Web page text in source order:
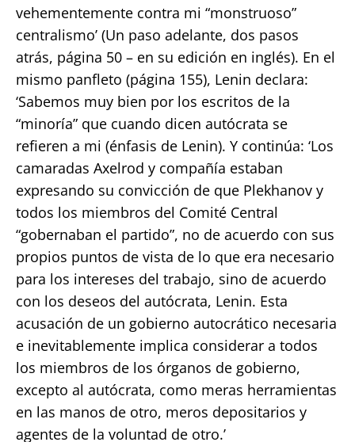
vehementemente contra mi “monstruoso”
centralismo’ (Un paso adelante, dos pasos
atrás, página 50 – en su edición en inglés). En el
mismo panfleto (página 155), Lenin declara:
‘Sabemos muy bien por los escritos de la
“minoría” que cuando dicen autócrata se
refieren a mi (énfasis de Lenin). Y continúa: ‘Los
camaradas Axelrod y compañía estaban
expresando su convicción de que Plekhanov y
todos los miembros del Comité Central
“gobernaban el partido”, no de acuerdo con sus
propios puntos de vista de lo que era necesario
para los intereses del trabajo, sino de acuerdo
con los deseos del autócrata, Lenin. Esta
acusación de un gobierno autocrático necesaria
e inevitablemente implica considerar a todos
los miembros de los órganos de gobierno,
excepto al autócrata, como meras herramientas
en las manos de otro, meros depositarios y
agentes de la voluntad de otro.’